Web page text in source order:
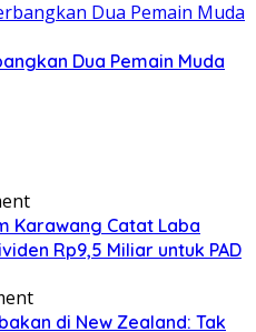
Dua Pemain Muda
Karawang Catat Laba
Rp9,5 Miliar untuk PAD
di New Zealand: Tak